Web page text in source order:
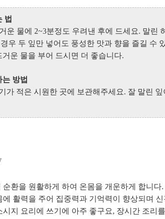
법
운 물에 2~3분정도 우려낸 후에 드세요. 말린
우 두 잎만 넣어도 풍성한 맛과 향을 즐길 수
운 물을 부어 드시면 더 좋습니다.
방법
가 적은 시원한 곳에 보관해주세요. 잘 말린
순환을 원활하게 하여 온몸을 개운하게 합니
활력을 주어 집중력과 기억력이 향상되며
시지 요리에 쓰기에 아주 좋구요, 장시간 조리